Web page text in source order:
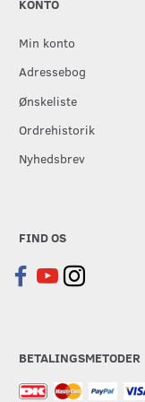
KONTO
Min konto
Adressebog
Ønskeliste
Ordrehistorik
Nyhedsbrev
FIND OS
BETALINGSMETODER